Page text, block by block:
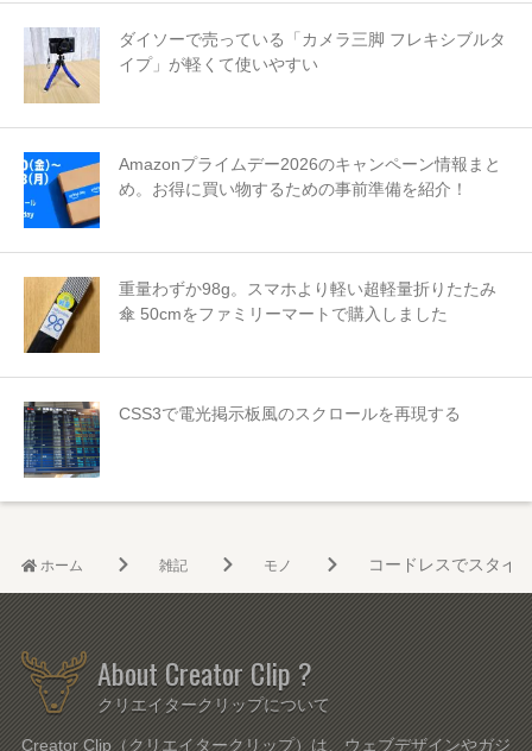
ダイソーで売っている「カメラ三脚 フレキシブルタ
イプ」が軽くて使いやすい
Amazonプライムデー2026のキャンペーン情報まと
め。お得に買い物するための事前準備を紹介！
重量わずか98g。スマホより軽い超軽量折りたたみ
傘 50cmをファミリーマートで購入しました
CSS3で電光掲示板風のスクロールを再現する
ホーム 雑記 モノ コードレスでスタイ
About Creator Clip ?
クリエイタークリップについて
Creator Clip（クリエイタークリップ）は、ウェブデザインやガジ